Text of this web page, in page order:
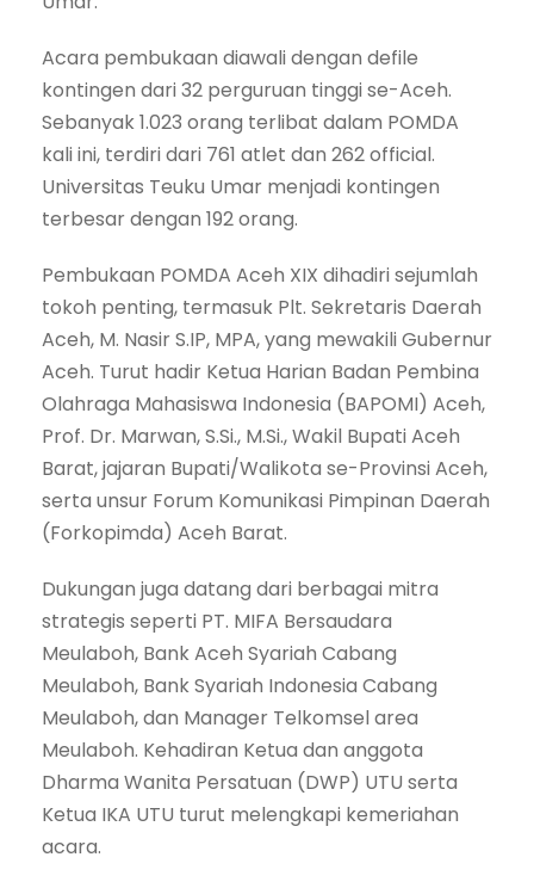
Acara pembukaan diawali dengan defile
kontingen dari 32 perguruan tinggi se-Aceh.
Sebanyak 1.023 orang terlibat dalam POMDA
kali ini, terdiri dari 761 atlet dan 262 official.
Universitas Teuku Umar menjadi kontingen
terbesar dengan 192 orang.
Pembukaan POMDA Aceh XIX dihadiri sejumlah
tokoh penting, termasuk Plt. Sekretaris Daerah
Aceh, M. Nasir S.IP, MPA, yang mewakili Gubernur
Aceh. Turut hadir Ketua Harian Badan Pembina
Olahraga Mahasiswa Indonesia (BAPOMI) Aceh,
Prof. Dr. Marwan, S.Si., M.Si., Wakil Bupati Aceh
Barat, jajaran Bupati/Walikota se-Provinsi Aceh,
serta unsur Forum Komunikasi Pimpinan Daerah
(Forkopimda) Aceh Barat.
Dukungan juga datang dari berbagai mitra
strategis seperti PT. MIFA Bersaudara
Meulaboh, Bank Aceh Syariah Cabang
Meulaboh, Bank Syariah Indonesia Cabang
Meulaboh, dan Manager Telkomsel area
Meulaboh. Kehadiran Ketua dan anggota
Dharma Wanita Persatuan (DWP) UTU serta
Ketua IKA UTU turut melengkapi kemeriahan
acara.